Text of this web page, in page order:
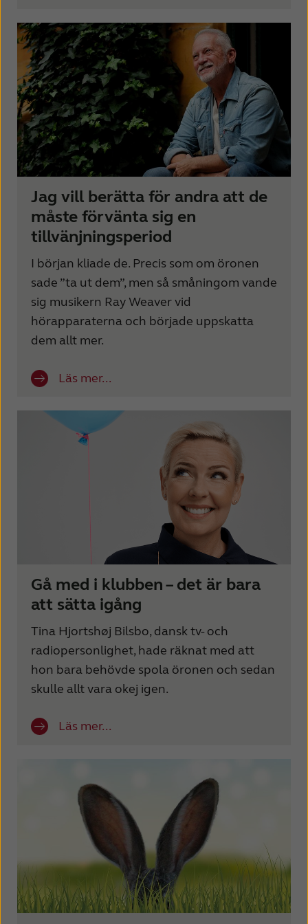
Kazakhstan Korea
Latinoamérica Netherlands
New Zealand Norge
Schweiz Suisse
Suomi Sverige
Türkçe United Kingdom
United States Österreich
عربي 日本
Jag vill berätta för andra att de
måste förvänta sig en
tillvänjningsperiod
I början kliade de. Precis som om öronen
sade ”ta ut dem”, men så småningom vande
sig musikern Ray Weaver vid
hörapparaterna och började uppskatta
dem allt mer.
Läs mer...
Gå med i klubben – det är bara
att sätta igång
Tina Hjortshøj Bilsbo, dansk tv- och
radiopersonlighet, hade räknat med att
hon bara behövde spola öronen och sedan
skulle allt vara okej igen.
Läs mer...